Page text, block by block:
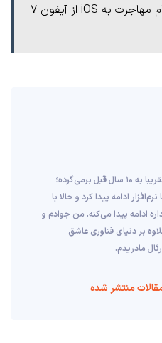
کاربران اندرویدی هنگام مهاجرت به iOS از آیفون 7
دوران حرفه‌ای من در دنیای فناوری تقریبا به ۱۰ سال قبل برمی‌گرده؛
ادامه پیدا کرد و حالا با
ادامه پیدا می‌کنه. من جوادم و
بر دنیای فناوری عاشق
مادریدم.
منتشر شده